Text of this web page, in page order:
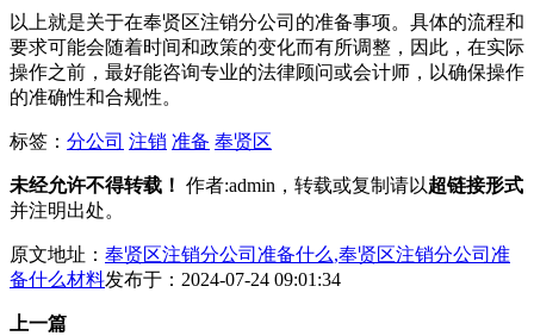
以上就是关于在奉贤区注销分公司的准备事项。具体的流程和
要求可能会随着时间和政策的变化而有所调整，因此，在实际
操作之前，最好能咨询专业的法律顾问或会计师，以确保操作
的准确性和合规性。
标签： 分公司 注销 准备 奉贤区
未经允许不得转载！ 作者:admin，转载或复制请以超链接形式
并注明出处。
原文地址： 奉贤区注销分公司准备什么,奉贤区注销分公司准
备什么材料发布于：2024-07-24 09:01:34
上一篇